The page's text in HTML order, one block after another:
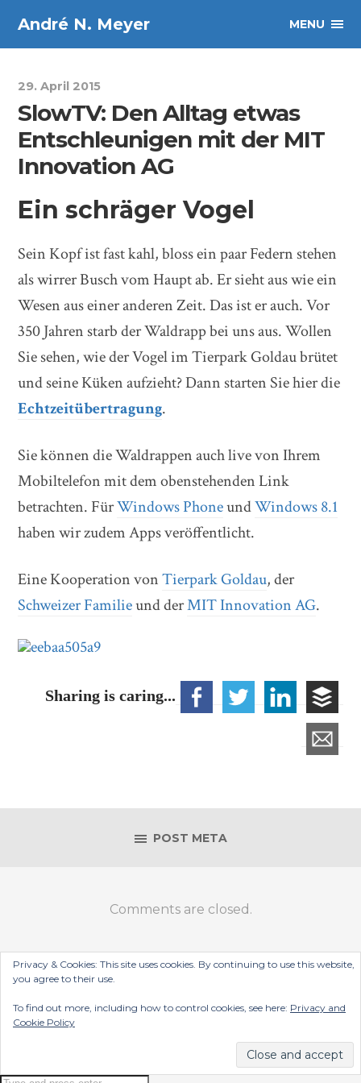
André N. Meyer MENU
29. April 2015
SlowTV: Den Alltag etwas
Entschleunigen mit der MIT
Innovation AG
Ein schräger Vogel
Sein Kopf ist fast kahl, bloss ein paar Federn stehen
als wirrer Busch vom Haupt ab. Er sieht aus wie ein
Wesen aus einer anderen Zeit. Das ist er auch. Vor
350 Jahren starb der Waldrapp bei uns aus. Wollen
Sie sehen, wie der Vogel im Tierpark Goldau brütet
und seine Küken aufzieht? Dann starten Sie hier die
Echtzeitübertragung.
Sie können die Waldrappen auch live von Ihrem
Mobiltelefon mit dem obenstehenden Link
betrachten. FürWindows PhoneundWindows 8.1
haben wir zudem Apps veröffentlicht.
Eine Kooperation vonTierpark Goldau, der
Schweizer Familieund derMIT Innovation AG.
Sharing is caring...
POST META
Comments are closed.
Privacy & Cookies: This site uses cookies. By continuing to use this website,
you agree to their use.
To find out more, including how to control cookies, see here: Privacy and
Cookie Policy